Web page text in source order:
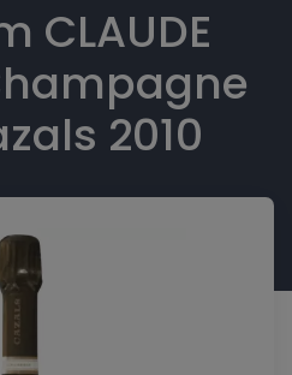
CLAUDE
2010